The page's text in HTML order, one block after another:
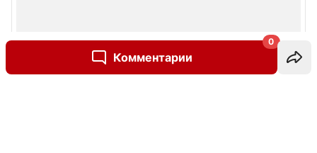
Комментарии
0